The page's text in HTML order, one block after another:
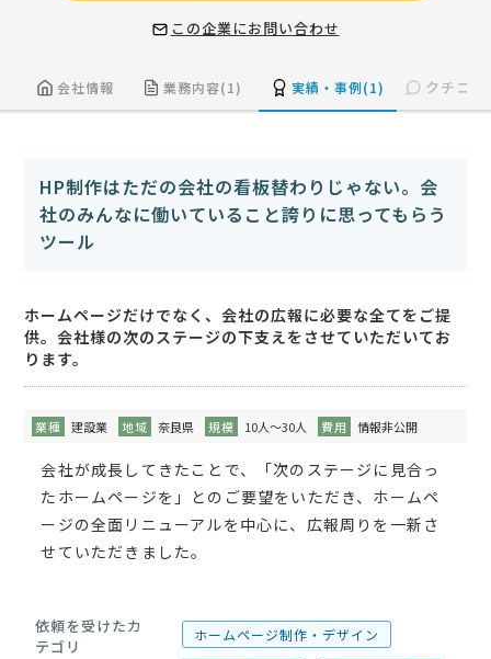
この企業にお問い合わせ
会社情報 業務内容(1) 実績・事例(1) クチコ
HP制作はただの会社の看板替わりじゃない。会
社のみんなに働いていること誇りに思ってもらう
ツール
ホームページだけでなく、会社の広報に必要な全てをご提
供。会社様の次のステージの下支えをさせていただいてお
ります。
業種 建設業 地域 奈良県 規模 10人～30人 費用 情報非公開
会社が成長してきたことで、「次のステージに見合っ
たホームページを」とのご要望をいただき、ホームペ
ージの全面リニューアルを中心に、広報周りを一新さ
せていただきました。
依頼を受けたカ
テゴリ
ホームページ制作・デザイン